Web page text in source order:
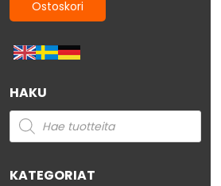
Ostoskori
HAKU
KATEGORIAT